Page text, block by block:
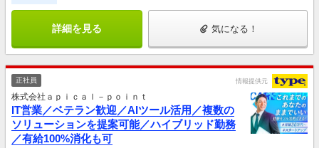
詳細を見る 気になる！
正社員 情報提供元
株式会社ａｐｉｃａｌ－ｐｏｉｎｔ
IT営業／ベテラン歓迎／AIツール活用／複数の
ソリューションを提案可能／ハイブリッド勤務
／有給100%消化も可